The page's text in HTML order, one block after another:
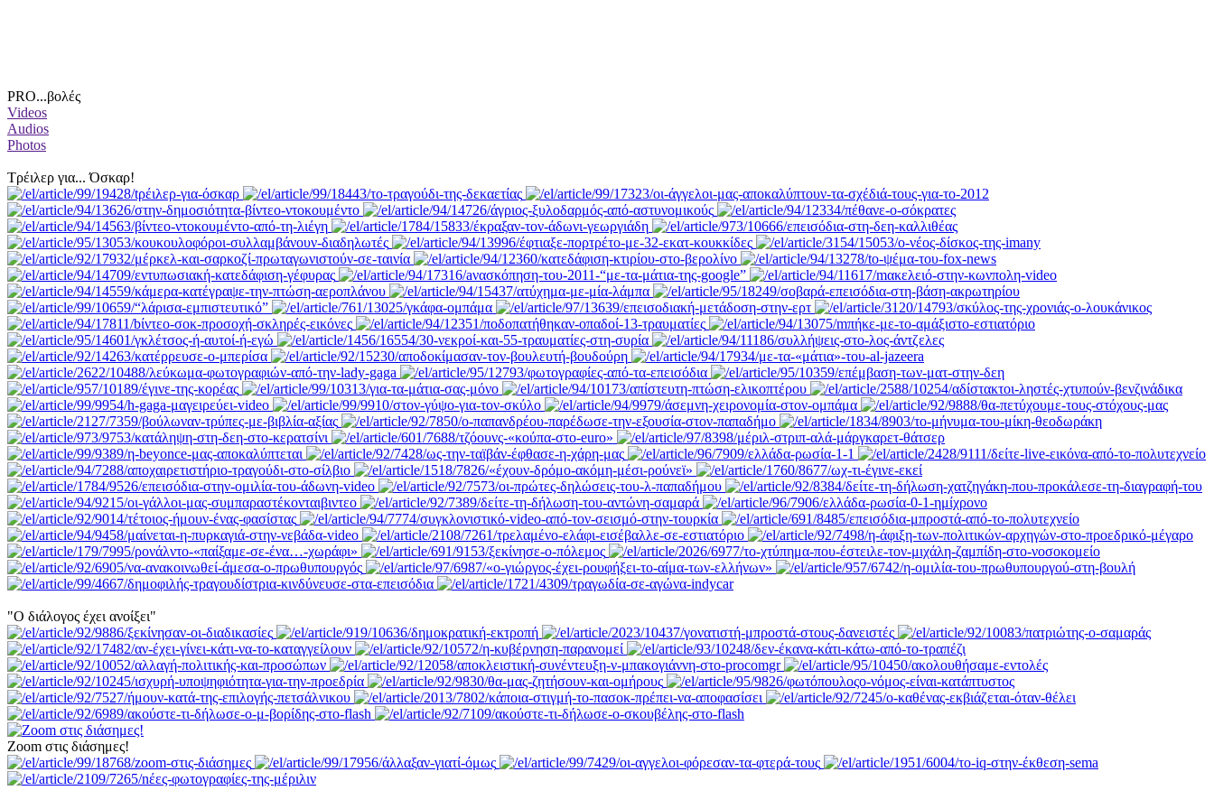
PRO...βολές
Videos
Audios
Photos
Tρέιλερ για... Όσκαρ!
"Ο διάλογος έχει ανοίξει"
Zoom στις διάσημες!